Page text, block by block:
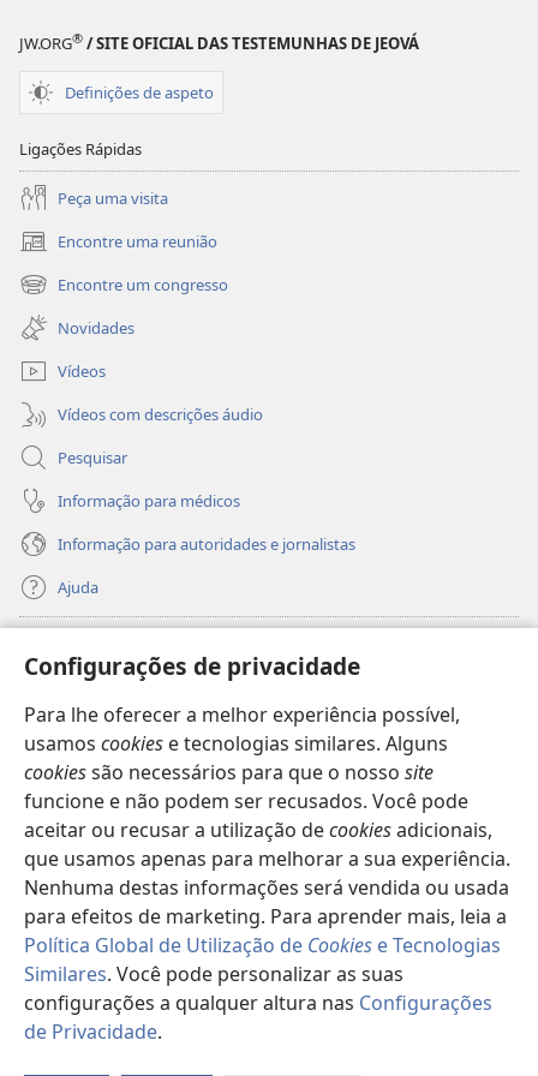
Configurações de privacidade
Para lhe oferecer a melhor experiência possível,
usamos cookies e tecnologias similares. Alguns
cookiessão necessários para que o nosso site
funcione e não podem ser recusados. Você pode
aceitar ou recusar a utilização decookiesadicionais,
que usamos apenas para melhorar a sua experiência.
Nenhuma destas informações será vendida ou usada
para efeitos de marketing. Para aprender mais, leia a
Política Global de Utilização de Cookies e Tecnologias
Similares. Você pode personalizar as suas
configurações a qualquer altura nas Configurações
de Privacidade.
JW.ORG® / SITE OFICIAL DAS TESTEMUNHAS DE JEOVÁ
Definições de aspeto
Ligações Rápidas
Peça uma visita
Encontre uma reunião
(abre
uma
nova
janela)
Encontre um congresso
(abre
uma
nova
janela)
Novidades
Vídeos
Vídeos com descrições áudio
Pesquisar
Informação para médicos
Informação para autoridades e jornalistas
Ajuda
(abre
uma
nova
janela)
BibliotecaOnline da Torre de Vigia™
(abre
uma
nova
janela)
JW Hub
(abre
uma
nova JW Library
Watchtower Library
Copyright © 2026 Watch Tower Bible and Tract Society of Pennsylvania.
TERMOS DE UTILIZAÇÃO
CONFIGURAÇÕES DE PRIVACIDADE